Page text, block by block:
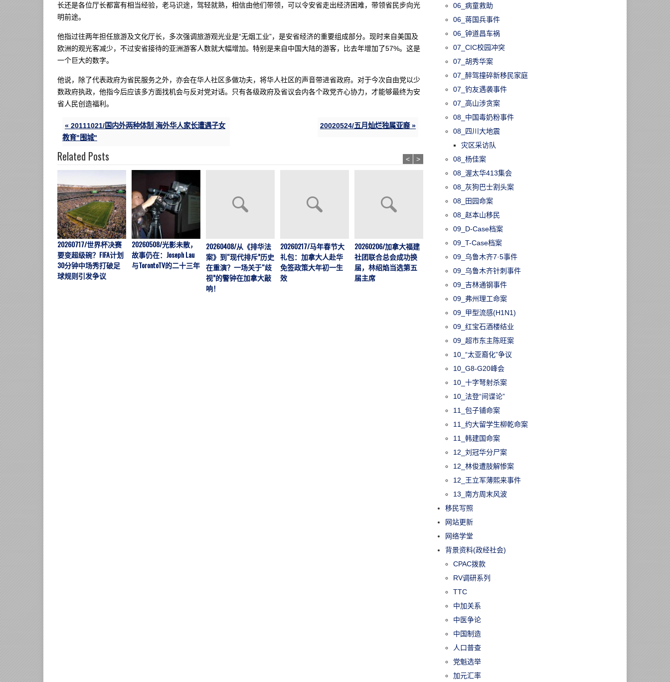
长还是各位厅长都富有相当经验，老马识途，驾轻就熟，相信由他们带领，可以令安省走出经济困难，带领省民步向光
明前途。
他指过往两年担任旅游及文化厅长，多次强调旅游观光业是“无烟工业”，是安省经济的重要组成部分。现时来自美国及
欧洲的观光客减少，不过安省接待的亚洲游客人数就大幅增加。特别是来自中国大陆的游客，比去年增加了57%。这是
一个巨大的数字。
他说，除了代表政府为省民服务之外，亦会在华人社区多做功夫，将华人社区的声音带进省政府。对于今次自由党以少
数政府执政，他指今后应该多方面找机会与反对党对话。只有各级政府及省议会内各个政党齐心协力，才能够最终为安
省人民创造福利。
« 20111021/国内外两种体制 海外华人家长遭遇子女
教育"围城"
20020524/五月灿烂独属亚裔 »
Related Posts
20260717/世界杯决赛
要变超级碗？FIFA计划
30分钟中场秀打破足
球规则引发争议
20260508/光影未散，
故事仍在：Joseph Lau
与TorontoTV的二十三年
20260408/从《排华法
案》到“现代排斥”历史
在重演？一场关于“歧
视”的警钟在加拿大敲
响！
20260217/马年春节大
礼包：加拿大人赴华
免签政策大年初一生
效
20260206/加拿大福建
社团联合总会成功换
届，林绍焰当选第五
届主席
20260113/时代落幕！
运营33年的《明报》
加拿大版1月17日停
刊，永久关闭
< >
06_病童救助
06_蒋国兵事件
06_钟道昌车祸
07_CIC校园冲突
07_胡秀华案
07_醉驾撞碎新移民家庭
07_钓友遇袭事件
07_高山涉贪案
08_中国毒奶粉事件
08_四川大地震
灾区采访队
08_杨佳案
08_渥太华413集会
08_灰狗巴士割头案
08_田园命案
08_赵本山移民
09_D-Case档案
09_T-Case档案
09_乌鲁木齐7·5事件
09_乌鲁木齐针刺事件
09_吉林通钢事件
09_弗州理工命案
09_甲型流感(H1N1)
09_红宝石酒楼结业
09_超市东主陈旺案
10_“太亚裔化”争议
10_G8-G20峰会
10_十字弩射杀案
10_法登“间谍论”
11_包子铺命案
11_约大留学生柳乾命案
11_韩建国命案
12_刘冠华分尸案
12_林俊遭肢解惨案
12_王立军薄熙来事件
13_南方周末风波
移民写照
网站更新
网络学堂
背景资料(政经社会)
CPAC拨款
RV调研系列
TTC
中加关系
中医争论
中国制造
人口普查
党魁选举
加元汇率